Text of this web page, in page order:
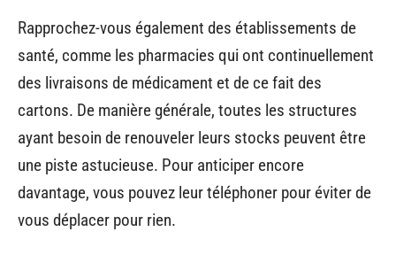
Rapprochez-vous également des établissements de
santé, comme les pharmacies qui ont continuellement
des livraisons de médicament et de ce fait des
cartons. De manière générale, toutes les structures
ayant besoin de renouveler leurs stocks peuvent être
une piste astucieuse. Pour anticiper encore
davantage, vous pouvez leur téléphoner pour éviter de
vous déplacer pour rien.